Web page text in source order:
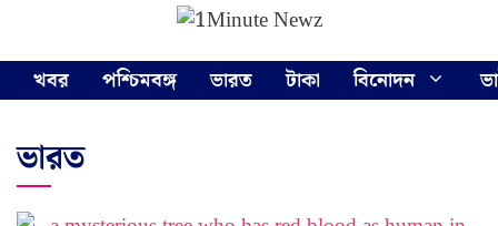
content
খবর
পশ্চিমবঙ্গ ভারত টাকা বিনোদন
ভারত